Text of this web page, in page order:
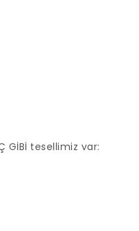
tesellimiz var: